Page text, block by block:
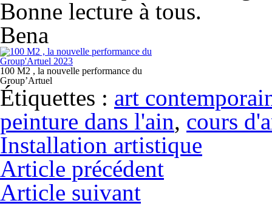
Bonne lecture à tous.
Bena
100 M2 , la nouvelle performance du
Group’Artuel
Étiquettes : art
peinture dans l'ain, cours
Installation artistique
Article précédent
Article suivant